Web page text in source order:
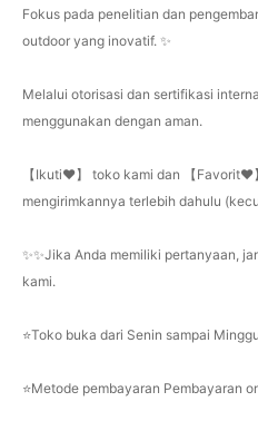
Fokus pada penelitian dan
outdoor yang inovatif. ✨
Melalui otorisasi dan sertifikasi
menggunakan dengan aman.
【Ikuti❤️】 toko kami dan 【Favorit❤️
mengirimkannya terlebih dahulu
✨✨Jika Anda memiliki pertanyaan,
kami.
⭐Toko buka dari Senin sampai
⭐Metode pembayaran Pembayaran